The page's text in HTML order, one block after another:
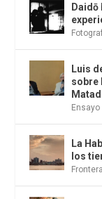
Luis
sobre
Ensayo
La
los